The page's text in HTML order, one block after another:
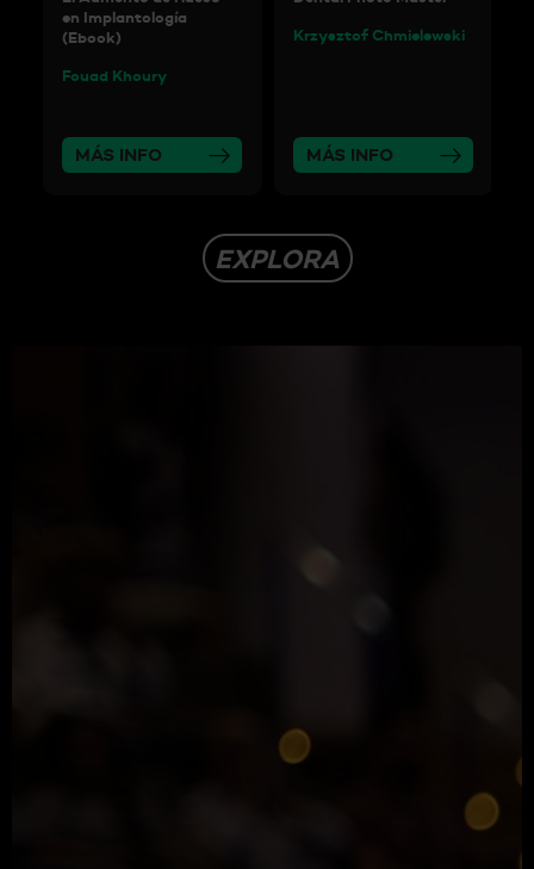
EXPLORA
en Implantología
(Ebook)
Fouad Khoury
MÁS INFO
Krzysztof Chmielewski
MÁS INFO